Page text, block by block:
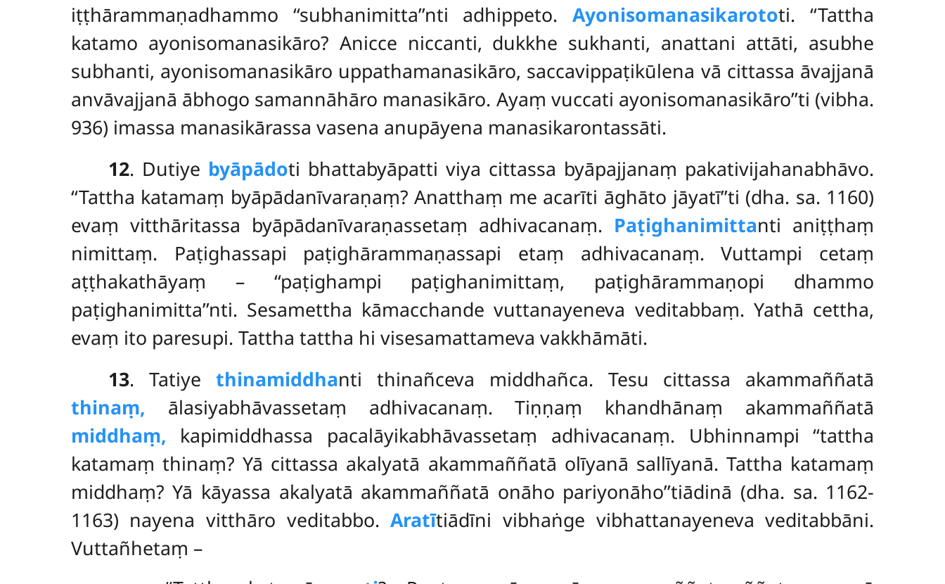
iṭṭhārammaṇadhammo ‘‘subhanimitta’’nti adhippeto.Ayonisomanasikarototi. ‘‘Tattha
katamo ayonisomanasikāro? Anicce niccanti, dukkhe sukhanti, anattani attāti, asubhe
subhanti, ayonisomanasikāro uppathamanasikāro, saccavippaṭikūlena vā cittassa āvajjanā
anvāvajjanā ābhogo samannāhāro manasikāro. Ayaṃ vuccati ayonisomanasikāro’’ti (vibha.
936) imassa manasikārassa vasena anupāyena manasikarontassāti.
12. Dutiye byāpādoti bhattabyāpatti viya cittassa byāpajjanaṃ pakativijahanabhāvo.
‘‘Tattha katamaṃ byāpādanīvaraṇaṃ? Anatthaṃ me acarīti āghāto jāyatī’’ti (dha. sa. 1160)
evaṃ vitthāritassa byāpādanīvaraṇassetaṃ adhivacanaṃ. Paṭighanimittanti aniṭṭhaṃ
nimittaṃ. Paṭighassapi paṭighārammaṇassapi etaṃ adhivacanaṃ. Vuttampi cetaṃ
aṭṭhakathāyaṃ – ‘‘paṭighampi paṭighanimittaṃ, paṭighārammaṇopi dhammo
paṭighanimitta’’nti. Sesamettha kāmacchande vuttanayeneva veditabbaṃ. Yathā cettha,
evaṃ ito paresupi. Tattha tattha hi visesamattameva vakkhāmāti.
13. Tatiye thinamiddhanti thinañceva middhañca. Tesu cittassa akammaññatā
thinaṃ, ālasiyabhāvassetaṃ adhivacanaṃ. Tiṇṇaṃ khandhānaṃ akammaññatā
middhaṃ, kapimiddhassa pacalāyikabhāvassetaṃ adhivacanaṃ. Ubhinnampi ‘‘tattha
katamaṃ thinaṃ? Yā cittassa akalyatā akammaññatā olīyanā sallīyanā. Tattha katamaṃ
middhaṃ? Yā kāyassa akalyatā akammaññatā onāho pariyonāho’’tiādinā (dha. sa. 1162-
1163) nayena vitthāro veditabbo.Aratītiādīni vibhaṅge vibhattanayeneva veditabbāni.
Vuttañhetaṃ –